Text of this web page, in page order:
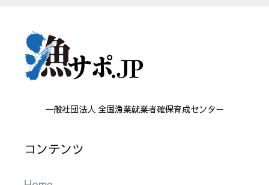
一般社団法人 全国漁業就業者確保育成センター
コンテンツ